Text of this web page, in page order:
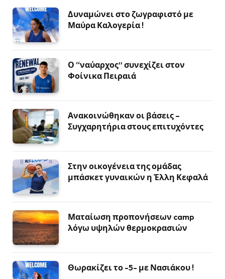
Δυναμώνει στο ζωγραφιστό με
Μαύρα Καλογερία !
Ο “ναύαρχος” συνεχίζει στον
Φοίνικα Πειραιά
Ανακοινώθηκαν οι βάσεις –
Συγχαρητήρια στους επιτυχόντες
Στην οικογένεια της ομάδας
μπάσκετ γυναικών η Έλλη Κεφαλά
Ματαίωση προπονήσεων camp
λόγω υψηλών θερμοκρασιών
Θωρακίζει το -5- με Νασιάκου !